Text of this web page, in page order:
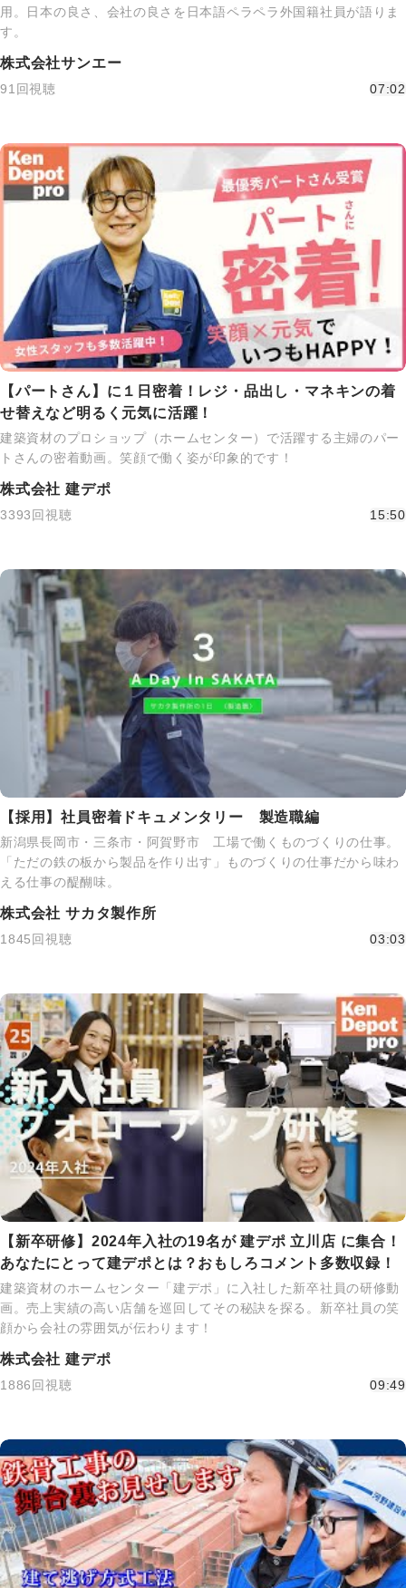
用。日本の良さ、会社の良さを日本語ペラペラ外国籍社員が語りま
す。
株式会社サンエー
91回視聴 07:02
【パートさん】に１日密着！レジ・品出し・マネキンの着
せ替えなど明るく元気に活躍！
建築資材のプロショップ（ホームセンター）で活躍する主婦のパー
トさんの密着動画。笑顔で働く姿が印象的です！
株式会社 建デポ
3393回視聴 15:50
【採用】社員密着ドキュメンタリー 製造職編
新潟県長岡市・三条市・阿賀野市 工場で働くものづくりの仕事。
「ただの鉄の板から製品を作り出す」ものづくりの仕事だから味わ
える仕事の醍醐味。
株式会社 サカタ製作所
1845回視聴 03:03
【新卒研修】2024年入社の19名が 建デポ 立川店 に集合！
あなたにとって建デポとは？おもしろコメント多数収録！
建築資材のホームセンター「建デポ」に入社した新卒社員の研修動
画。売上実績の高い店舗を巡回してその秘訣を探る。新卒社員の笑
顔から会社の雰囲気が伝わります！
株式会社 建デポ
1886回視聴 09:49